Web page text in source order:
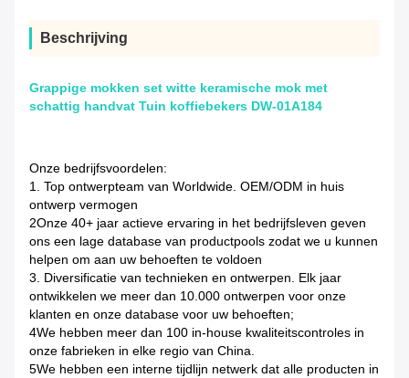
Beschrijving
Grappige mokken set witte keramische mok met
schattig handvat Tuin koffiebekers DW-01A184
Onze bedrijfsvoordelen:
1. Top ontwerpteam van Worldwide. OEM/ODM in huis
ontwerp vermogen
2Onze 40+ jaar actieve ervaring in het bedrijfsleven geven
ons een lage database van productpools zodat we u kunnen
helpen om aan uw behoeften te voldoen
3. Diversificatie van technieken en ontwerpen. Elk jaar
ontwikkelen we meer dan 10.000 ontwerpen voor onze
klanten en onze database voor uw behoeften;
4We hebben meer dan 100 in-house kwaliteitscontroles in
onze fabrieken in elke regio van China.
5We hebben een interne tijdlijn netwerk dat alle producten in